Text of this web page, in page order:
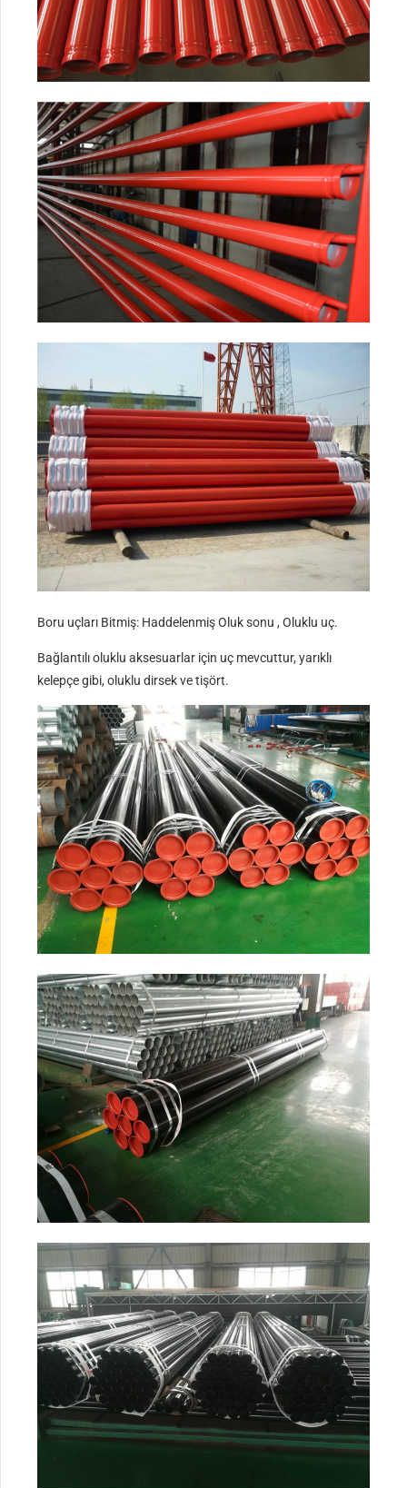
Boru uçları Bitmiş: Haddelenmiş Oluk sonu , Oluklu uç.
Bağlantılı oluklu aksesuarlar için uç mevcuttur, yarıklı
kelepçe gibi, oluklu dirsek ve tişört.